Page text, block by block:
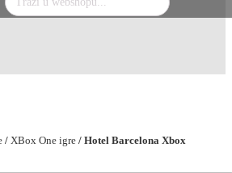
/ XBox One igre / Hotel Barcelona Xbox